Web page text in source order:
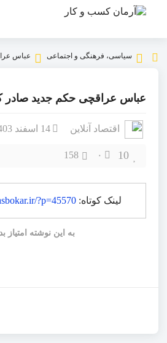
سیاسی، فرهنگی و اجتماعی عباس
عباس عراقچی حکم جدید صادر
اقتصاد آنلاین 14 اسفند 1403
10 ۰ 158
لینک کوتاه:?p=45570
به این نوشته امتیاز